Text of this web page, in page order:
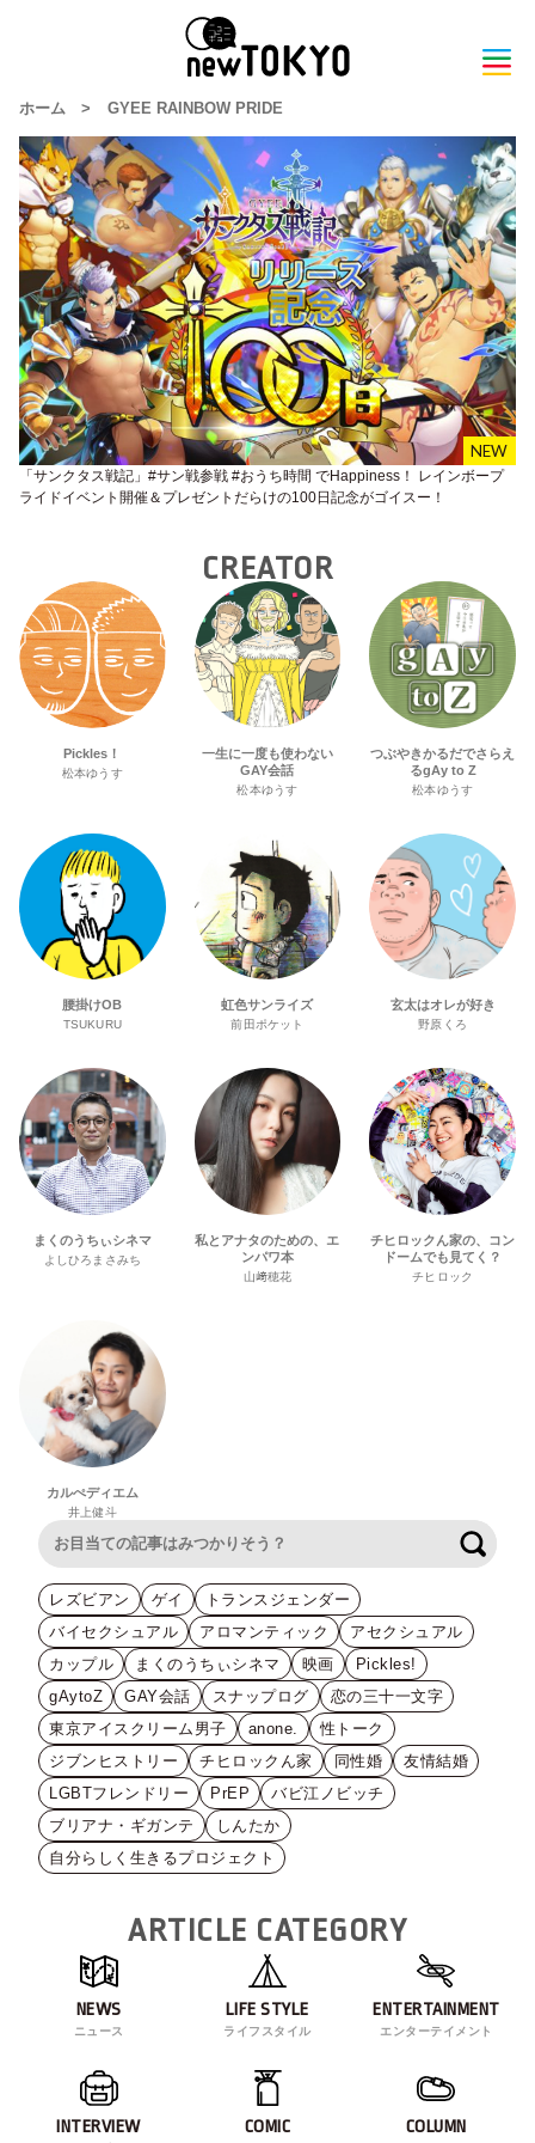
ホーム > GYEE RAINBOW PRIDE
「サンクタス戦記」#サン戦参戦 #おうち時間 でHappiness！ レインボープ
ライドイベント開催＆プレゼントだらけの100日記念がゴイスー！
CREATOR
Pickles！
松本ゆうす
一生に一度も使わない
GAY会話
松本ゆうす
つぶやきかるだでさらえ
るgAy to Z
松本ゆうす
腰掛けOB
TSUKURU
虹色サンライズ
前田ポケット
玄太はオレが好き
野原くろ
まくのうちぃシネマ
よしひろまさみち
私とアナタのための、エ
ンパワ本
山﨑穂花
チヒロックん家の、コン
ドームでも見てく？
チヒロック
カルぺディエム
井上健斗
レズビアン ゲイ
トランスジェンダー
バイセクシュアル
アロマンティック
アセクシュアル
カップル
まくのうちぃシネマ 映画
Pickles!
gAytoZ
GAY会話 スナップログ
恋の三十一文字
東京アイスクリーム男子
anone.
性トーク
ジブンヒストリー
チヒロックん家 同性婚
友情結婚
LGBTフレンドリー
PrEP
バビ江ノビッチ
ブリアナ・ギガンテ
しんたか
自分らしく生きるプロジェクト
ARTICLE CATEGORY
NEWS
ニュース
LIFE STYLE
ライフスタイル
ENTERTAINMENT
エンターテイメント
INTERVIEW COMIC COLUMN